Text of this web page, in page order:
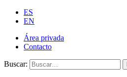
ES
EN
Área privada
Contacto
Buscar: